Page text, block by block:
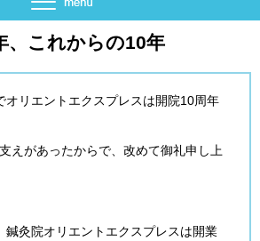
、これからの10年
オリエントエクスプレスは開院10周年
えがあったからで、改めて御礼申し上
鍼灸院オリエントエクスプレスは開業